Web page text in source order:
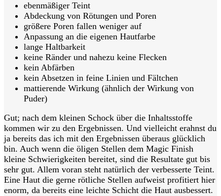
ebenmäßiger Teint
Abdeckung von Rötungen und Poren
größere Poren fallen weniger auf
Anpassung an die eigenen Hautfarbe
lange Haltbarkeit
keine Ränder und nahezu keine Flecken
kein Abfärben
kein Absetzen in feine Linien und Fältchen
mattierende Wirkung (ähnlich der Wirkung von
Puder)
Gut; nach dem kleinen Schock über die Inhaltsstoffe
kommen wir zu den Ergebnissen. Und vielleicht erahnst du
ja bereits das ich mit den Ergebnissen überaus glücklich
bin. Auch wenn die öligen Stellen dem Magic Finish
kleine Schwierigkeiten bereitet, sind die Resultate gut bis
sehr gut. Allem voran steht natürlich der verbesserte Teint.
Eine Haut die gerne rötliche Stellen aufweist profitiert hier
enorm, da bereits eine leichte Schicht die Haut ausbessert.